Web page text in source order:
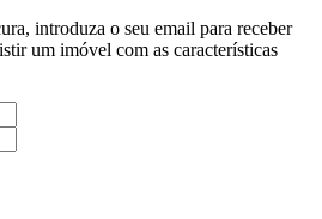
introduza o seu email para receber
um imóvel com as características